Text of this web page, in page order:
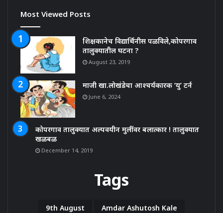
Most Viewed Posts
शिक्षकानेच विद्यार्थिनीस पळविले,कोपरगाव
तालुक्यातील घटना ?
August 23, 2019
माजी खा.लोखंडेचा आश्चर्यकारक ‘यु’ टर्न
June 6, 2024
कोपरगाव तालुक्यात अल्पवयीन मुलींवर बलात्कार ! तालुक्यात
खळबळ
December 14, 2019
Tags
9th August Amdar Ashutosh Kale